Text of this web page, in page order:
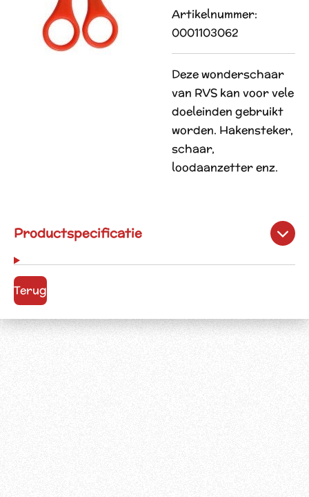
Artikelnummer:
0001103062
Deze wonderschaar
van RVS kan voor vele
doeleinden gebruikt
worden. Hakensteker,
schaar,
loodaanzetter enz.
Productspecificatie
Terug